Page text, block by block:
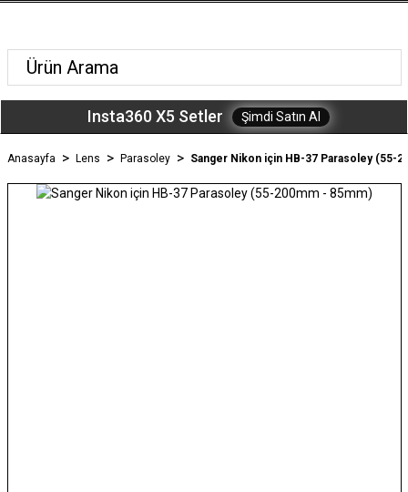
Insta360 X5 Setler Şimdi Satın Al
Anasayfa Lens Parasoley Sanger Nikon için HB-37 Parasoley (55-